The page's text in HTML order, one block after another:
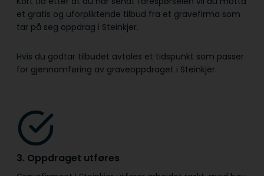
et gratis og uforpliktende tilbud fra et gravefirma som
tar på seg oppdrag i Steinkjer.
Hvis du godtar tilbudet avtales et tidspunkt som passer
for gjennomføring av graveoppdraget i Steinkjer.
3. Oppdraget utføres